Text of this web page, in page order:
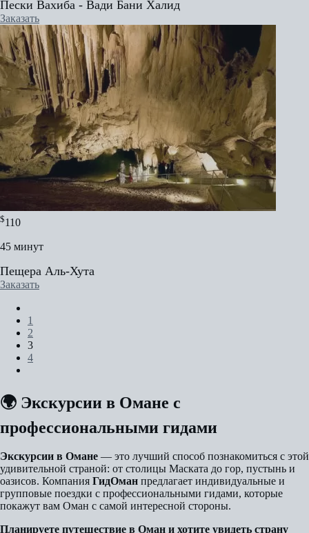
Пески Вахиба - Вади Бани Халид
Заказать
$110
45 минут
Пещера Аль-Хута
Заказать
1
2
3
4
🌍 Экскурсии в Омане с
профессиональными гидами
Экскурсии в Омане — это лучший способ познакомиться с этой
удивительной страной: от столицы Маската до гор, пустынь и
оазисов. Компания ГидОман предлагает индивидуальные и
групповые поездки с профессиональными гидами, которые
покажут вам Оман с самой интересной стороны.
Планируете путешествие в Оман и хотите увидеть страну